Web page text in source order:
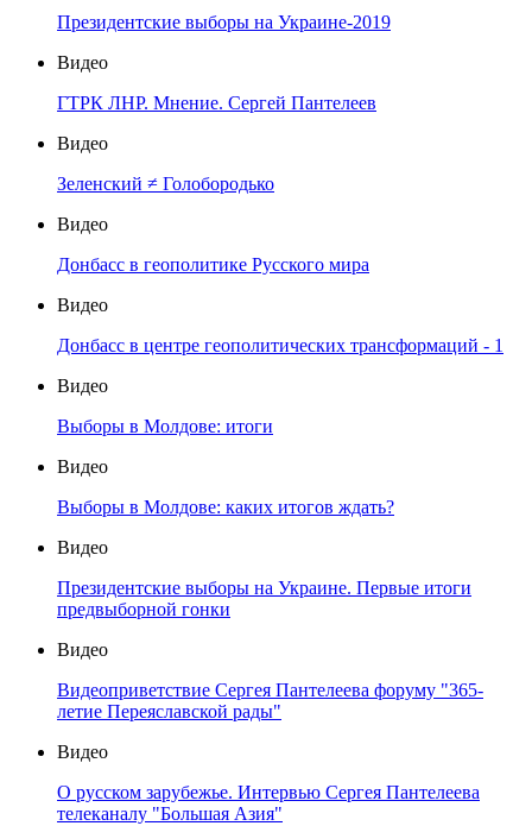
Президентские выборы на Украине-2019
Видео
ГТРК ЛНР. Мнение. Сергей Пантелеев
Видео
Зеленский ≠ Голобородько
Видео
Донбасс в геополитике Русского мира
Видео
Донбасс в центре геополитических трансформаций - 1
Видео
Выборы в Молдове: итоги
Видео
Выборы в Молдове: каких итогов ждать?
Видео
Президентские выборы на Украине. Первые итоги
предвыборной гонки
Видео
Видеоприветствие Сергея Пантелеева форуму "365-
летие Переяславской рады"
Видео
О русском зарубежье. Интервью Сергея Пантелеева
телеканалу "Большая Азия"